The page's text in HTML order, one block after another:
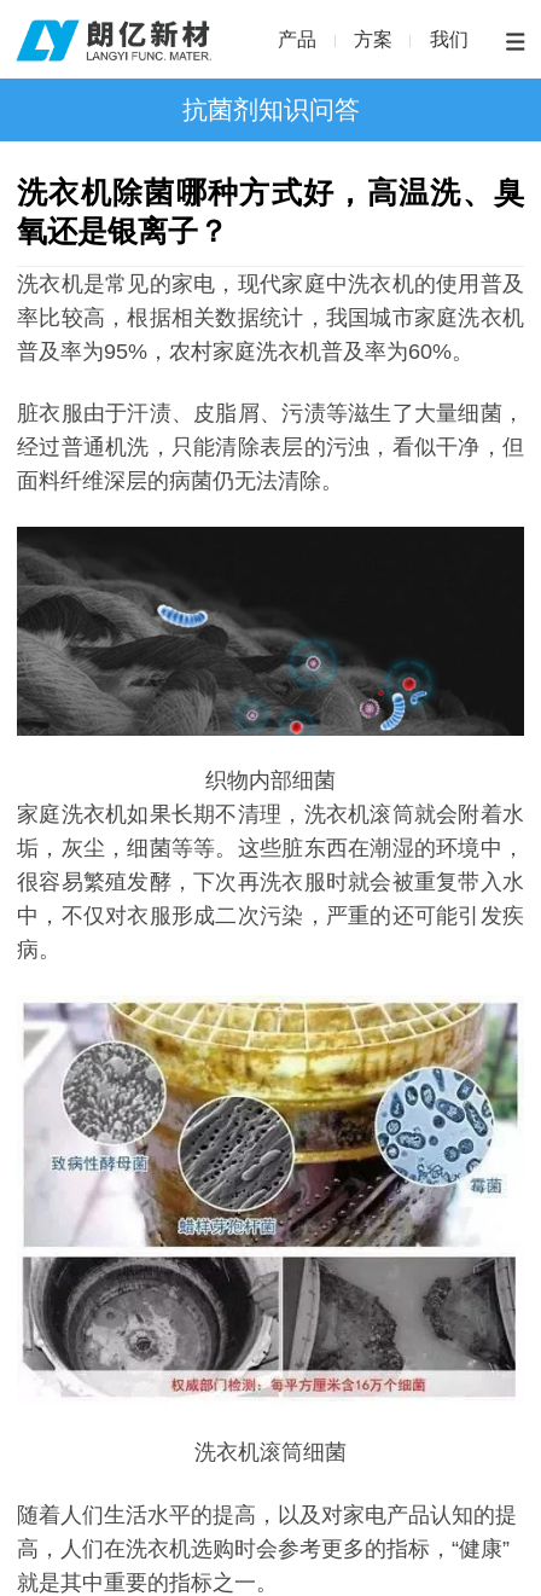
产品 方案 我们
抗菌剂知识问答
洗衣机除菌哪种方式好，高温洗、臭
氧还是银离子？
洗衣机是常见的家电，现代家庭中洗衣机的使用普及
率比较高，根据相关数据统计，我国城市家庭洗衣机
普及率为95%，农村家庭洗衣机普及率为60%。
脏衣服由于汗渍、皮脂屑、污渍等滋生了大量细菌，
经过普通机洗，只能清除表层的污浊，看似干净，但
面料纤维深层的病菌仍无法清除。
织物内部细菌
家庭洗衣机如果长期不清理，洗衣机滚筒就会附着水
垢，灰尘，细菌等等。这些脏东西在潮湿的环境中，
很容易繁殖发酵，下次再洗衣服时就会被重复带入水
中，不仅对衣服形成二次污染，严重的还可能引发疾
病。
洗衣机滚筒细菌
随着人们生活水平的提高，以及对家电产品认知的提
高，人们在洗衣机选购时会参考更多的指标，“健康”
就是其中重要的指标之一。